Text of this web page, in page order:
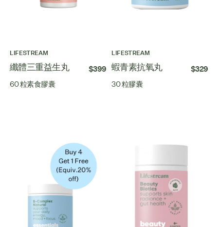
LIFESTREAM
纖體三重益生丸 $399
60 粒素食膠囊
LIFESTREAM
蝦青素抗氧丸 $329
30 粒膠囊